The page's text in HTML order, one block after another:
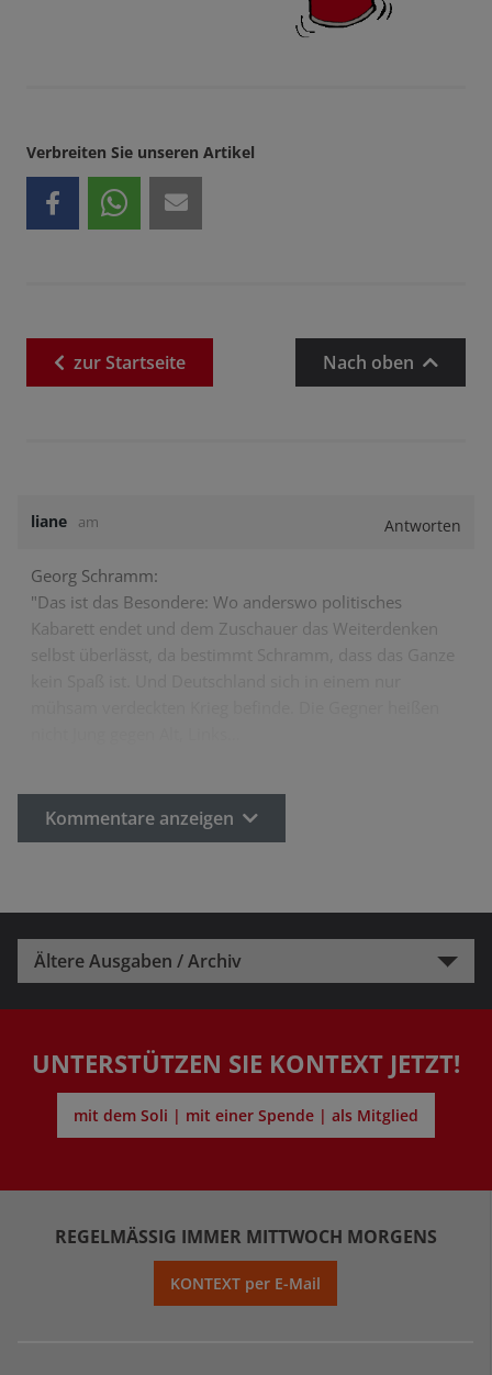
Verbreiten Sie unseren Artikel
zurStartseite Nach oben
liane am Antworten
Georg Schramm:
"Das ist das Besondere: Wo anderswo politisches
Kabarett endet und dem Zuschauer das Weiterdenken
Kommentare anzeigen
Ältere Ausgaben / Archiv
UNTERSTÜTZEN SIE KONTEXT JETZT!
mit dem Soli | mit einer Spende | als Mitglied
REGELMÄSSIG IMMER MITTWOCH MORGENS
KONTEXT per E-Mail